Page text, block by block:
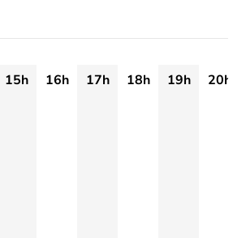
15h 16h 17h 18h 19h
20h